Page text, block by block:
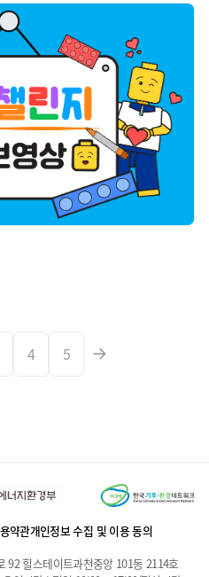
4 5
약관개인정보 수집 및 이용 동의
92 힐스테이트과천중앙 101동 2114호